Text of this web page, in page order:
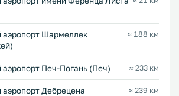
Шармеллек
≈ 188 км
Печ-Погань (Печ) ≈ 233 км
Дебрецена
≈ 239 км